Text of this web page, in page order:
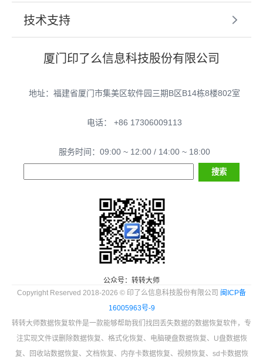
技术支持
厦门印了么信息科技股份有限公司
地址：福建省厦门市集美区软件园三期B区B14栋8楼802室
电话： +86 17306009113
服务时间：09:00 ~ 12:00 / 14:00 ~ 18:00
公众号：转转大师
Copyright Reserved 2018-2026 © 印了么信息科技股份有限公司 闽ICP备
16005963号-9
转转大师数据恢复软件是一款能够帮助我们找回丢失数据的数据恢复软件，专
注实现文件误删除数据恢复、格式化恢复、电脑硬盘数据恢复、U盘数据恢
复、回收站数据恢复、文档恢复、内存卡数据恢复、视频恢复、sd卡数据恢